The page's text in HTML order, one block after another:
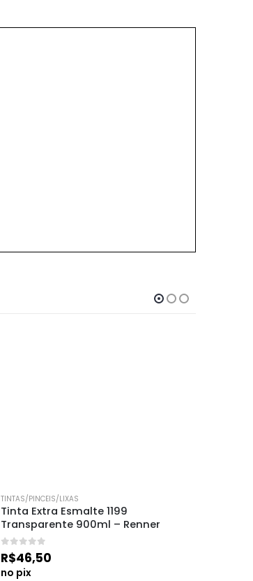
TINTAS/PINCEIS/LIXAS
Tinta Extra Esmalte 1199
Transparente 900ml – Renner
0 de 5
R$46,50
no pix